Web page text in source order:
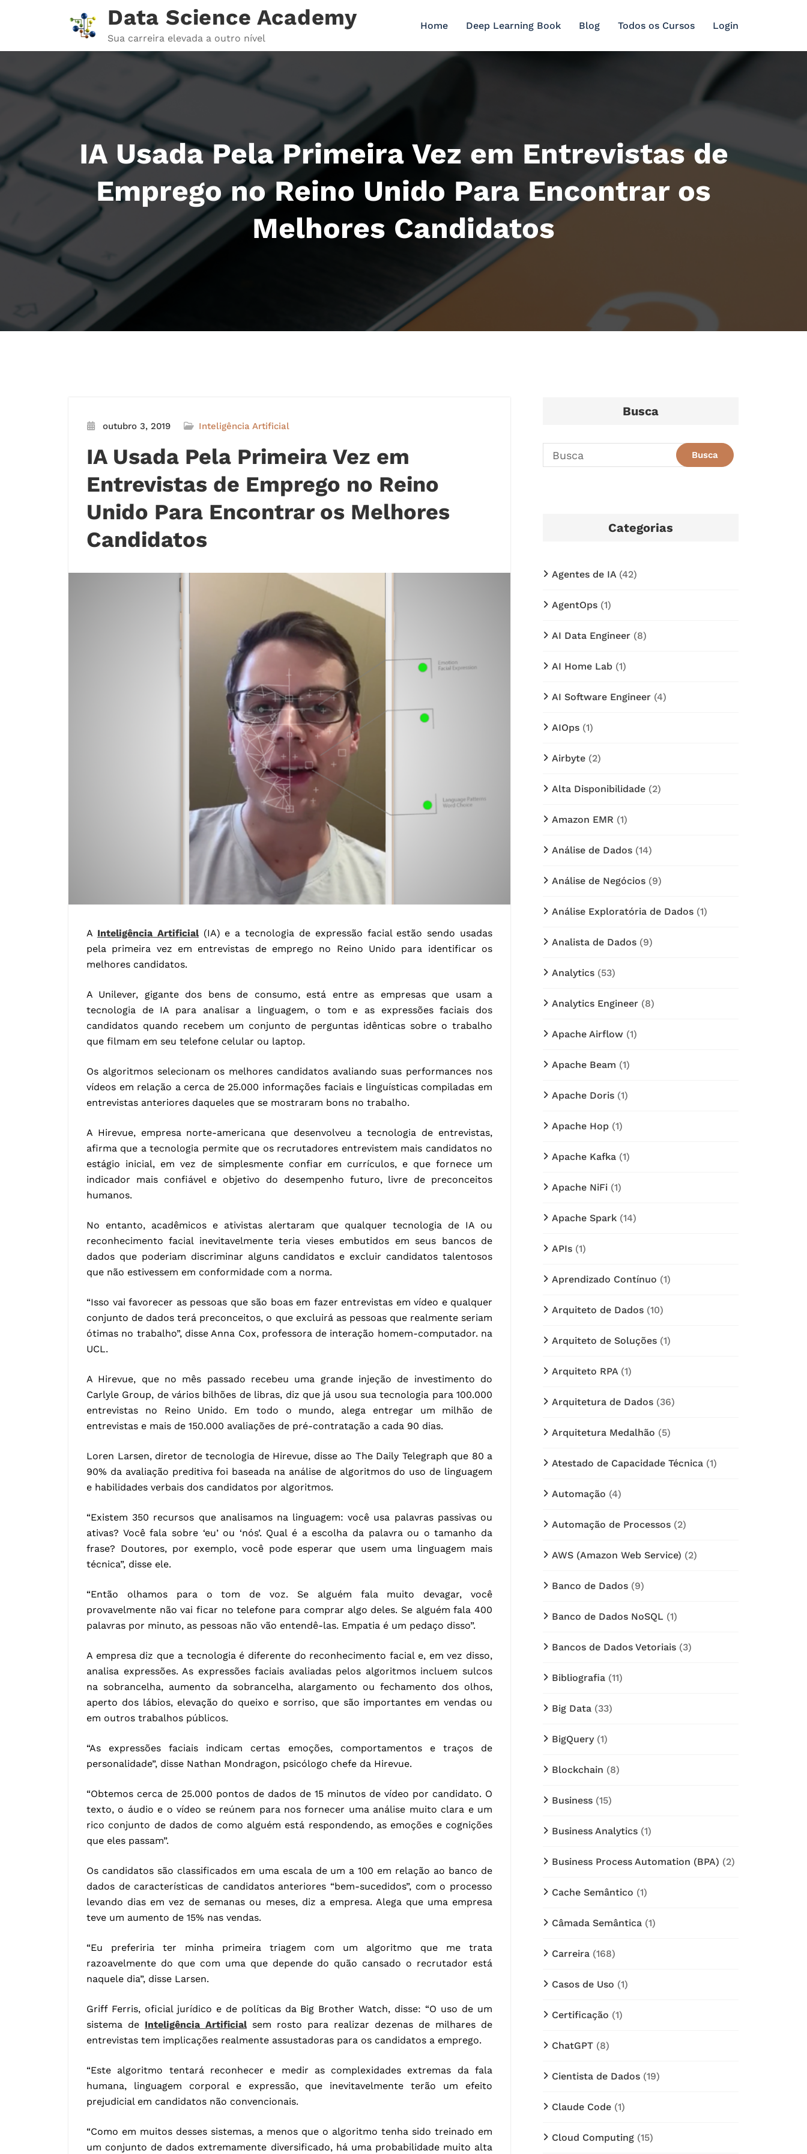
conteúdo
Data Science Academy
Sua carreira elevada a outro nível
Home Deep Learning Book Blog Todos os Cursos Login
IA Usada Pela Primeira Vez em Entrevistas de
Emprego no Reino Unido Para Encontrar os
Melhores Candidatos
outubro 3, 2019 Inteligência Artificial
IA Usada Pela Primeira Vez em
Entrevistas de Emprego no Reino
Unido Para Encontrar os Melhores
Candidatos
A Inteligência Artificial(IA) e a tecnologia de expressão facial estão sendo usadas
pela primeira vez em entrevistas de emprego no Reino Unido para identificar os
melhores candidatos.
A Unilever, gigante dos bens de consumo, está entre as empresas que usam a
tecnologia de IA para analisar a linguagem, o tom e as expressões faciais dos
candidatos quando recebem um conjunto de perguntas idênticas sobre o trabalho
que filmam em seu telefone celular ou laptop.
Os algoritmos selecionam os melhores candidatos avaliando suas performances nos
vídeos em relação a cerca de 25.000 informações faciais e linguísticas compiladas em
entrevistas anteriores daqueles que se mostraram bons no trabalho.
A Hirevue, empresa norte-americana que desenvolveu a tecnologia de entrevistas,
afirma que a tecnologia permite que os recrutadores entrevistem mais candidatos no
estágio inicial, em vez de simplesmente confiar em currículos, e que fornece um
indicador mais confiável e objetivo do desempenho futuro, livre de preconceitos
humanos.
No entanto, acadêmicos e ativistas alertaram que qualquer tecnologia de IA ou
reconhecimento facial inevitavelmente teria vieses embutidos em seus bancos de
dados que poderiam discriminar alguns candidatos e excluir candidatos talentosos
que não estivessem em conformidade com a norma.
“Isso vai favorecer as pessoas que são boas em fazer entrevistas em vídeo e qualquer
conjunto de dados terá preconceitos, o que excluirá as pessoas que realmente seriam
ótimas no trabalho”, disse Anna Cox, professora de interação homem-computador. na
UCL.
A Hirevue, que no mês passado recebeu uma grande injeção de investimento do
Carlyle Group, de vários bilhões de libras, diz que já usou sua tecnologia para 100.000
entrevistas no Reino Unido. Em todo o mundo, alega entregar um milhão de
entrevistas e mais de 150.000 avaliações de pré-contratação a cada 90 dias.
Loren Larsen, diretor de tecnologia de Hirevue, disse ao The Daily Telegraph que 80 a
90% da avaliação preditiva foi baseada na análise de algoritmos do uso de linguagem
e habilidades verbais dos candidatos por algoritmos.
“Existem 350 recursos que analisamos na linguagem: você usa palavras passivas ou
ativas? Você fala sobre ‘eu’ ou ‘nós’. Qual é a escolha da palavra ou o tamanho da
frase? Doutores, por exemplo, você pode esperar que usem uma linguagem mais
técnica”, disse ele.
“Então olhamos para o tom de voz. Se alguém fala muito devagar, você
provavelmente não vai ficar no telefone para comprar algo deles. Se alguém fala 400
palavras por minuto, as pessoas não vão entendê-las. Empatia é um pedaço disso”.
A empresa diz que a tecnologia é diferente do reconhecimento facial e, em vez disso,
analisa expressões. As expressões faciais avaliadas pelos algoritmos incluem sulcos
na sobrancelha, aumento da sobrancelha, alargamento ou fechamento dos olhos,
aperto dos lábios, elevação do queixo e sorriso, que são importantes em vendas ou
em outros trabalhos públicos.
“As expressões faciais indicam certas emoções, comportamentos e traços de
personalidade”, disse Nathan Mondragon, psicólogo chefe da Hirevue.
“Obtemos cerca de 25.000 pontos de dados de 15 minutos de vídeo por candidato. O
texto, o áudio e o vídeo se reúnem para nos fornecer uma análise muito clara e um
rico conjunto de dados de como alguém está respondendo, as emoções e cognições
que eles passam”.
Os candidatos são classificados em uma escala de um a 100 em relação ao banco de
dados de características de candidatos anteriores “bem-sucedidos”, com o processo
levando dias em vez de semanas ou meses, diz a empresa. Alega que uma empresa
teve um aumento de 15% nas vendas.
“Eu preferiria ter minha primeira triagem com um algoritmo que me trata
razoavelmente do que com uma que depende do quão cansado o recrutador está
naquele dia”, disse Larsen.
Griff Ferris, oficial jurídico e de políticas da Big Brother Watch, disse: “O uso de um
sistema de Inteligência Artificialsem rosto para realizar dezenas de milhares de
entrevistas tem implicações realmente assustadoras para os candidatos a emprego.
“Este algoritmo tentará reconhecer e medir as complexidades extremas da fala
humana, linguagem corporal e expressão, que inevitavelmente terão um efeito
prejudicial em candidatos não convencionais.
“Como em muitos desses sistemas, a menos que o algoritmo tenha sido treinado em
um conjunto de dados extremamente diversificado, há uma probabilidade muito alta
Busca
Categorias
Agentes de IA(42)
AgentOps (1)
AI Data Engineer (8)
AI Home Lab (1)
AI Software Engineer (4)
AIOps (1)
Airbyte (2)
Alta Disponibilidade (2)
Amazon EMR (1)
Análise de Dados (14)
Análise de Negócios (9)
Análise Exploratória de Dados (1)
Analista de Dados (9)
Analytics (53)
Analytics Engineer (8)
Apache Airflow (1)
Apache Beam (1)
Apache Doris (1)
Apache Hop (1)
Apache Kafka (1)
Apache NiFi (1)
Apache Spark (14)
APIs (1)
Aprendizado Contínuo (1)
Arquiteto de Dados (10)
Arquiteto de Soluções (1)
Arquiteto RPA(1)
Arquitetura de Dados (36)
Arquitetura Medalhão (5)
Atestado de Capacidade Técnica (1)
Automação (4)
Automação de Processos (2)
AWS (Amazon Web Service) (2)
Banco de Dados (9)
Banco de Dados NoSQL (1)
Bancos de Dados Vetoriais (3)
Bibliografia (11)
Big Data (33)
BigQuery(1)
Blockchain (8)
Business (15)
Business Analytics (1)
Business Process Automation (BPA) (2)
Cache Semântico (1)
Câmada Semântica (1)
Carreira (168)
Casos de Uso (1)
Certificação (1)
ChatGPT (8)
Cientista de Dados (19)
Claude Code (1)
Cloud Computing (15)